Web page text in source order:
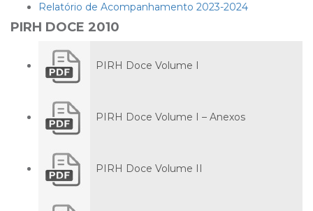
Relatório de Acompanhamento 2023-2024
PIRH DOCE 2010
PIRH Doce Volume I
PIRH Doce Volume I – Anexos
PIRH Doce Volume II